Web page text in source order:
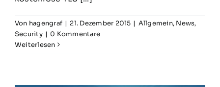
Von hagengraf | 21. Dezember 2015 | Allgemein, News,
Security | 0 Kommentare
Weiterlesen